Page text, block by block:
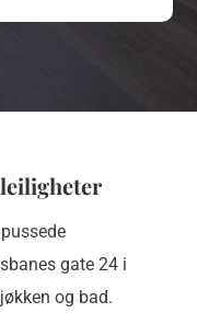
gate 24 i
og bad.